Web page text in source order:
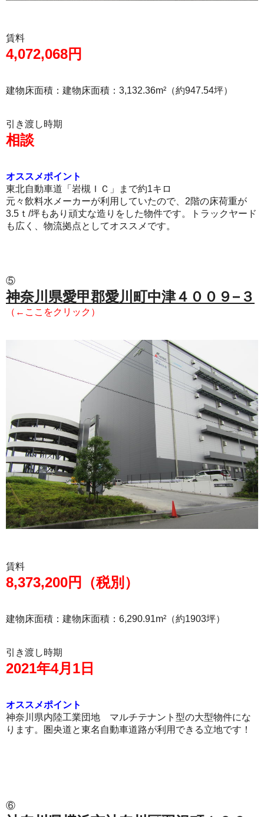
賃料
4,072,068円
建物床面積：建物床面積：3,132.36m²（約947.54坪）
引き渡し時期
相談
オススメポイント
東北自動車道「岩槻ＩＣ」まで約1キロ
元々飲料水メーカーが利用していたので、2階の床荷重が
3.5ｔ/坪もあり頑丈な造りをした物件です。トラックヤード
も広く、物流拠点としてオススメです。
⑤
神奈川県愛甲郡愛川町中津４００９−３
（←ここをクリック）
賃料
8,373,200円（税別）
建物床面積：建物床面積：6,290.91m²（約1903坪）
引き渡し時期
2021年4月1日
オススメポイント
神奈川県内陸工業団地 マルチテナント型の大型物件にな
ります。圏央道と東名自動車道路が利用できる立地です！
⑥